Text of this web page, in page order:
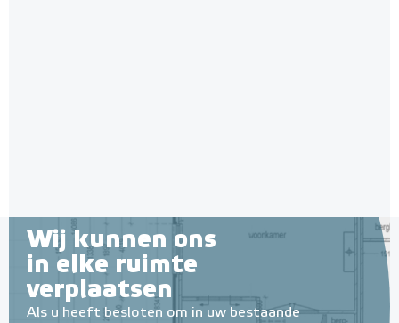
Wij kunnen ons
in elke ruimte
verplaatsen
Als u heeft besloten om in uw bestaande